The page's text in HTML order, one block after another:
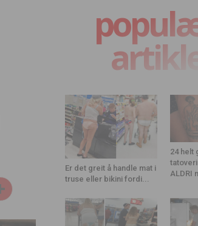
artikler
Er det greit å handle mat i
truse eller bikini fordi...
24 helt
ALDRI